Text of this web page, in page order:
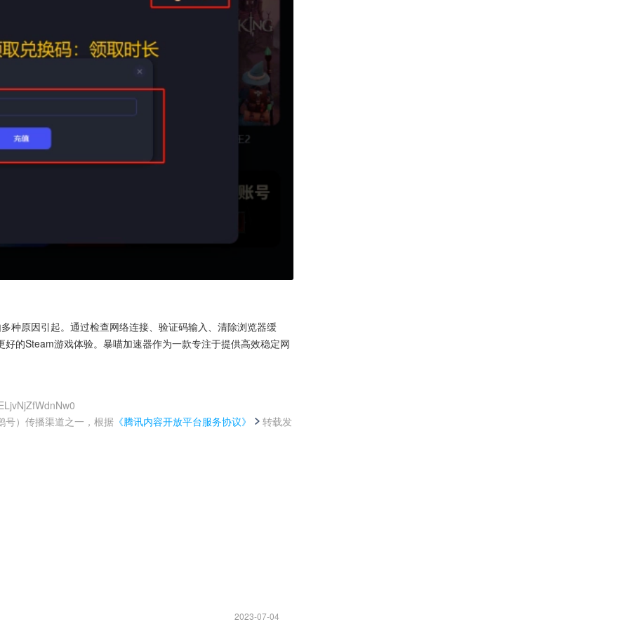
种原因引起。通过检查网络连接、验证码输入、清除浏览器缓
的Steam游戏体验。暴喵加速器作为一款专注于提供高效稳定网
号）传播渠道之一，根据 《腾讯内容开放平台服务协议》 转载发
2023-07-04